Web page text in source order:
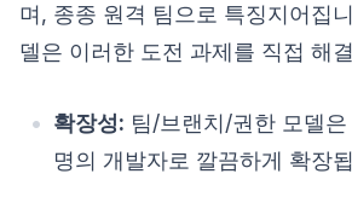
며, 종종 원격 팀으로 특징지어집
델은 이러한 도전 과제를 직접 해
확장성: 팀/브랜치/권한 모델
명의 개발자로 깔끔하게 확장